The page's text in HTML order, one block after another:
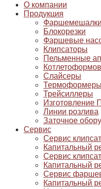
О компании
Продукция
Фаршемешалки
Блокорезки
Фаршевые
Клипсаторы
Пельменные
Слайсеры
Термоформеры
Трейсиллеры
Изготовление
Линии розлива
Заточное
Сервис
Сервис
Капитальный
Сервис
Капитальный
Сервис
Капитальный